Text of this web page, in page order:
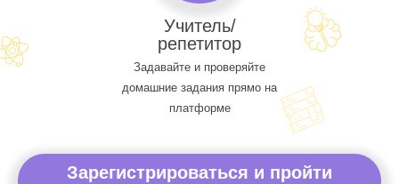
Учитель/
репетитор
Задавайте и проверяйте
домашние задания прямо на
платформе
Зарегистрироваться и пройти